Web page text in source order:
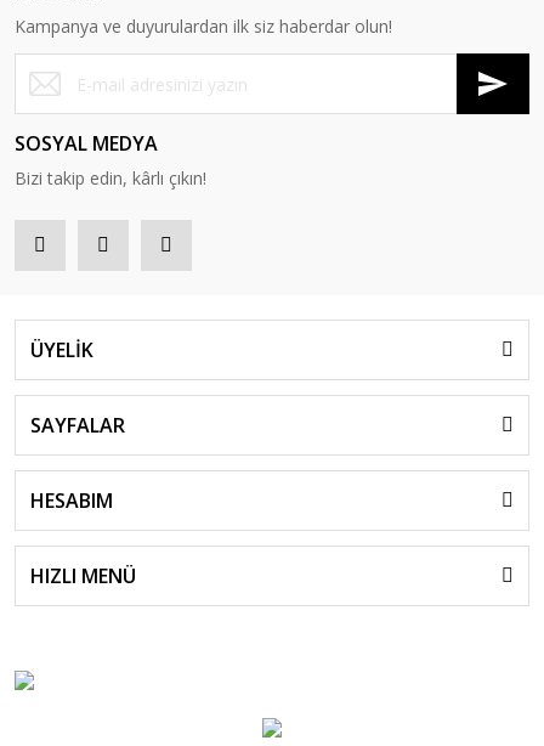
Kampanya ve duyurulardan ilk siz haberdar olun!
SOSYAL MEDYA
Bizi takip edin, kârlı çıkın!
ÜYELİK
SAYFALAR
HESABIM
HIZLI MENÜ